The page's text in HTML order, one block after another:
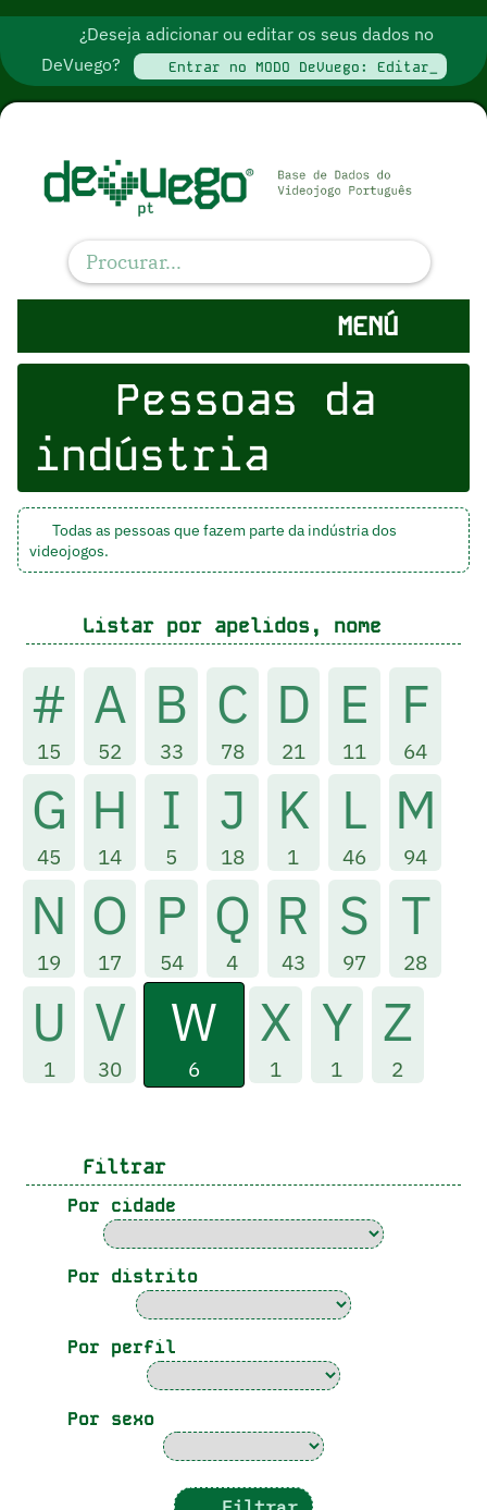
¿Deseja adicionar ou editar os seus dados no
DeVuego?
Entrar no MODO DeVuego: Editar_
MENÚ
Pessoas da
indústria
Todas as pessoas que fazem parte da indústria dos
videojogos.
Listar por apelidos, nome
#
15
A
52
B
33
C
78
D
21
E
11
F
64
G
45
H
14
I
5
J
18
K
1
L
46
M
94
N
19
O
17
P
54
Q
4
R
43
S
97
T
28
U
1
V
30
W
6
X
1
Y
1
Z
2
Filtrar
Por cidade
Por distrito
Por perfil
Por sexo